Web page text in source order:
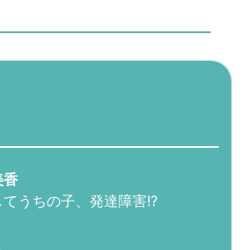
香
てうちの子、発達障害!?